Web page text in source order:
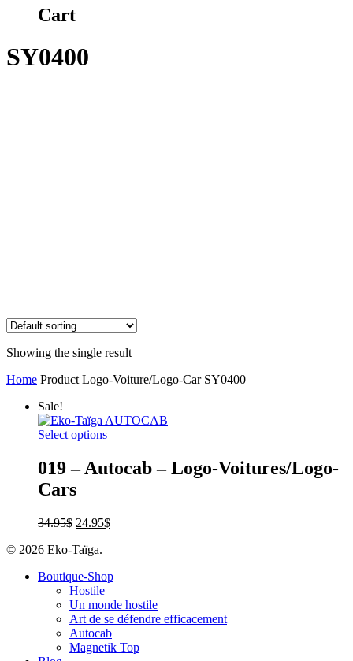
Cart
SY0400
Showing the single result
Home Product Logo-Voiture/Logo-Car SY0400
Sale!
Select options
019 – Autocab – Logo-Voitures/Logo-
Cars
34.95$ 24.95$
© 2026 Eko-Taïga.
Boutique-Shop
Hostile
Un monde hostile
Art de se défendre efficacement
Autocab
Magnetik Top